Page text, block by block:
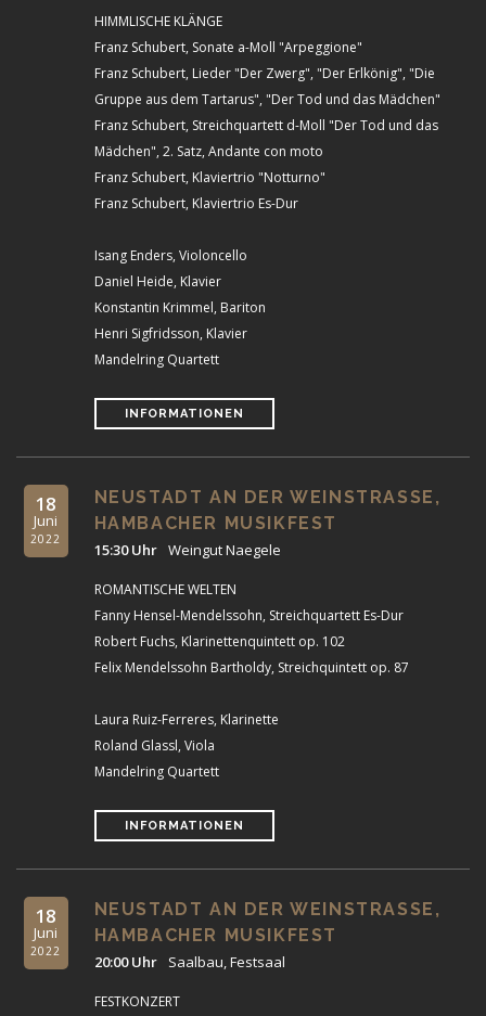
HIMMLISCHE KLÄNGE
Franz Schubert, Sonate a-Moll "Arpeggione"
Franz Schubert, Lieder "Der Zwerg", "Der Erlkönig", "Die
Gruppe aus dem Tartarus", "Der Tod und das Mädchen"
Franz Schubert, Streichquartett d-Moll "Der Tod und das
Mädchen", 2. Satz, Andante con moto
Franz Schubert, Klaviertrio "Notturno"
Franz Schubert, Klaviertrio Es-Dur
Isang Enders, Violoncello
Daniel Heide, Klavier
Konstantin Krimmel, Bariton
Henri Sigfridsson, Klavier
Mandelring Quartett
INFORMATIONEN
18
Juni
2022
NEUSTADT AN DER WEINSTRASSE,
HAMBACHER MUSIKFEST
15:30 Uhr Weingut Naegele
ROMANTISCHE WELTEN
Fanny Hensel-Mendelssohn, Streichquartett Es-Dur
Robert Fuchs, Klarinettenquintett op. 102
Felix Mendelssohn Bartholdy, Streichquintett op. 87
Laura Ruiz-Ferreres, Klarinette
Roland Glassl, Viola
Mandelring Quartett
INFORMATIONEN
18
Juni
2022
NEUSTADT AN DER WEINSTRASSE,
HAMBACHER MUSIKFEST
20:00 Uhr Saalbau, Festsaal
FESTKONZERT